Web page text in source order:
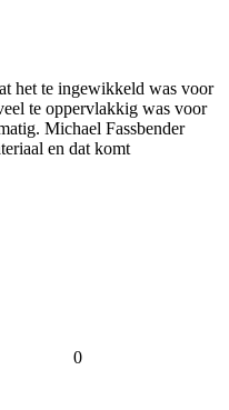
het te ingewikkeld was voor
te oppervlakkig was voor
Michael Fassbender
en dat komt
0